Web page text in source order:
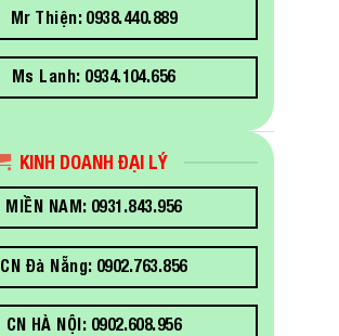
Mr Thiện: 0938.440.889
Ms Lanh: 0934.104.656
KINH DOANH ĐẠI LÝ
MIỀN NAM: 0931.843.956
CN Đà Nẵng: 0902.763.856
CN HÀ NỘI: 0902.608.956